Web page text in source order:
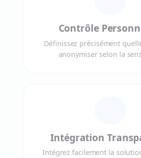
Contrôle
Définissez précisément
anonymiser selon la
Intégration
Intégrez facilement la